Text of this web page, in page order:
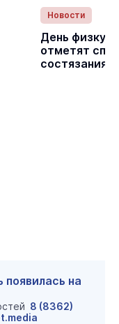
Новости
День
отметят
на
8 (8362)